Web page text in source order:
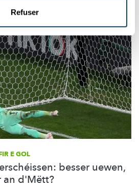
Refuser
E GOL
besser uewen,
an d'Mëtt?